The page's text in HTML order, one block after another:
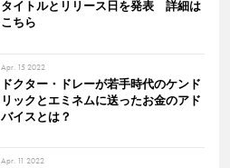
タイトルとリリース日を発表 詳細は
こちら
Apr. 15 2022
ドクター・ドレーが若手時代のケンド
リックとエミネムに送ったお金のアド
バイスとは？
Apr. 11 2022